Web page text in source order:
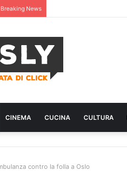
Breaking News
CINEMA CUCINA CULTURA
contro la folla a Oslo